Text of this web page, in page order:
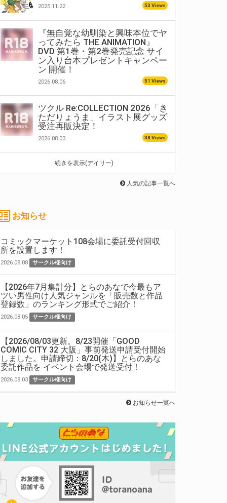
2025.11.22 53 Views
『無自覚な幼馴染と興味本位でヤ
ってみたら THE ANIMATION』
DVD 第1巻・第2巻発売記念 サイ
ン入り台本プレゼントキャンペー
ン 開催！
2026.08.06 51 Views
ツクル Re:COLLECTION 2026「き
ただりょうま」イラスト展グッズ
受注再販決定！
2026.08.03 38 Views
続きを表示(デイリー)
人気の記事一覧へ
お知らせ
コミックマーケット108会場に委託受付回収
所を設置します！
2026.08.08 サークル様向け
【2026年7月集計分】とらのあなで今最もア
ツい男性向け人気ジャンルを「販売数と作品
登録数」のランキング形式でご紹介！
2026.08.05 サークル様向け
【2026/08/03更新。8/23開催「GOOD
COMIC CITY 32 大阪」事前発送申請受付開始
しました。申請締切：8/20(木)】とらのあな
委託作品を イベント会場で発送受付！
2026.08.03 サークル様向け
お知らせ一覧へ